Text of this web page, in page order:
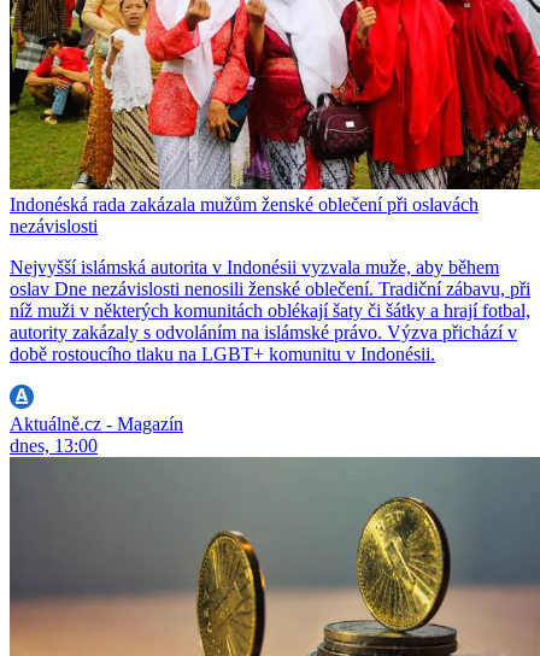
Indonéská rada zakázala mužům ženské oblečení při oslavách
nezávislosti
Nejvyšší islámská autorita v Indonésii vyzvala muže, aby během
oslav Dne nezávislosti nenosili ženské oblečení. Tradiční zábavu, při
níž muži v některých komunitách oblékají šaty či šátky a hrají fotbal,
autority zakázaly s odvoláním na islámské právo. Výzva přichází v
době rostoucího tlaku na LGBT+ komunitu v Indonésii.
Aktuálně.cz - Magazín
dnes, 13:00